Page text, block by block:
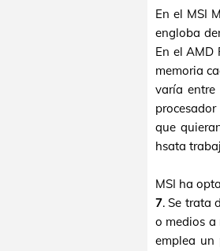
En el MSI
engloba
En el AMD
memoria
varía
que
hsata
MSI ha
7. Se trata
o medios a
emplea un